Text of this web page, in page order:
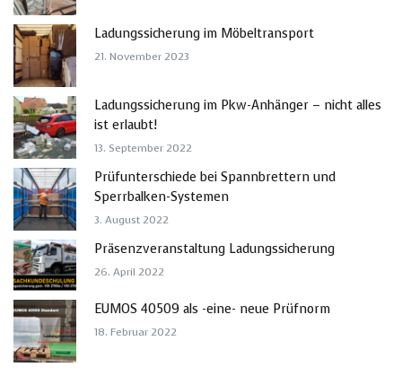
Ladungssicherung im Möbeltransport
21. November 2023
Ladungssicherung im Pkw-Anhänger – nicht alles
ist erlaubt!
13. September 2022
Prüfunterschiede bei Spannbrettern und
Sperrbalken-Systemen
3. August 2022
Präsenzveranstaltung Ladungssicherung
26. April 2022
EUMOS 40509 als -eine- neue Prüfnorm
18. Februar 2022